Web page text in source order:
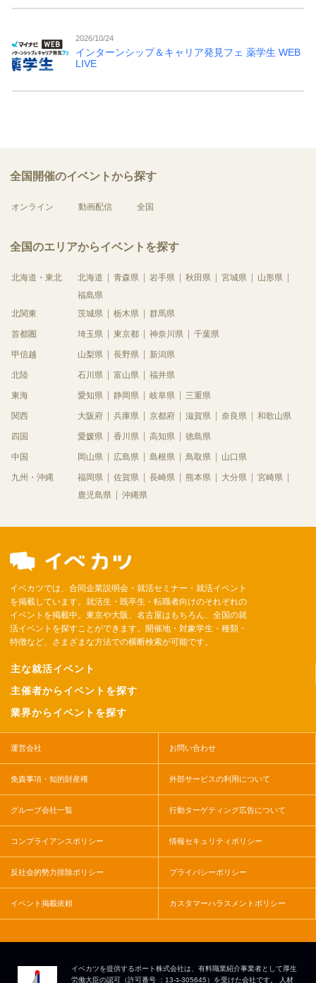
2026/10/24
インターンシップ＆キャリア発見フェ 薬学生 WEB
LIVE
全国開催のイベントから探す
オンライン 動画配信 全国
全国のエリアからイベントを探す
北海道・東北 北海道 青森県 岩手県 秋田県 宮城県
山形県
福島県
北関東
茨城県 栃木県 群馬県
首都圏 埼玉県 東京都 神奈川県 千葉県
甲信越 山梨県 長野県 新潟県
北陸 石川県 富山県 福井県
東海 愛知県 静岡県 岐阜県 三重県
関西 大阪府 兵庫県 京都府 滋賀県 奈良県 和歌山県
四国 愛媛県 香川県 高知県 徳島県
中国 岡山県 広島県 島根県 鳥取県 山口県
九州・沖縄 福岡県 佐賀県 長崎県 熊本県 大分県
宮崎県
鹿児島県
沖縄県
イベカツでは、合同企業説明会・就活セミナー・就活イベント
を掲載しています。就活生・既卒生・転職者向けのそれぞれの
イベントを掲載中。東京や大阪、名古屋はもちろん、全国の就
活イベントを探すことができます。開催地・対象学生・種類・
特徴など、さまざまな方法での横断検索が可能です。
主な就活イベント
主催者からイベントを探す
業界からイベントを探す
運営会社 お問い合わせ
免責事項・知的財産権 外部サービスの利用について
グループ会社一覧 行動ターゲティング広告について
コンプライアンスポリシー 情報セキュリティポリシー
反社会的勢力排除ポリシー プライバシーポリシー
イベント掲載依頼 カスタマーハラスメントポリシー